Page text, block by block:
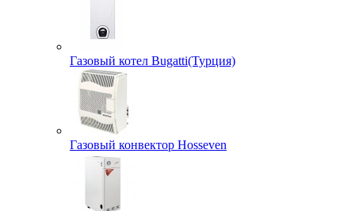
Газовый котел Bugatti(Турция)
Газовый конвектор Hosseven